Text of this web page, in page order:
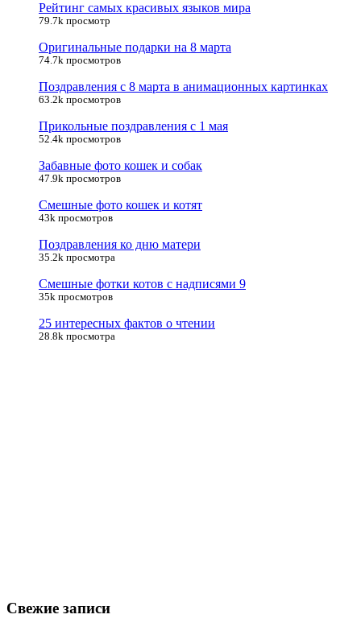
Рейтинг самых красивых языков мира
79.7k просмотр
Оригинальные подарки на 8 марта
74.7k просмотров
Поздравления с 8 марта в анимационных картинках
63.2k просмотров
Прикольные поздравления с 1 мая
52.4k просмотров
Забавные фото кошек и собак
47.9k просмотров
Смешные фото кошек и котят
43k просмотров
Поздравления ко дню матери
35.2k просмотра
Смешные фотки котов с надписями 9
35k просмотров
25 интересных фактов о чтении
28.8k просмотра
Свежие записи